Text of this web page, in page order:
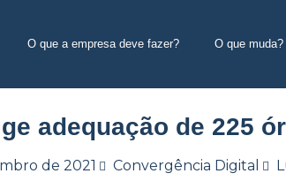
O que a empresa deve fazer? O que muda?
adequação de 225
de 2021 Convergência Digital